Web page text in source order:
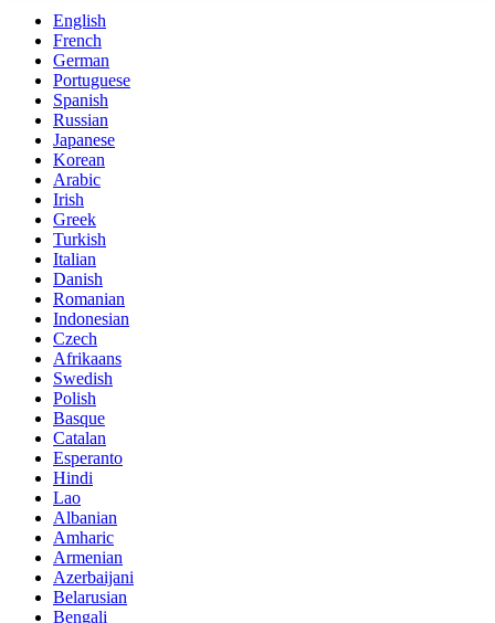
English
French
German
Portuguese
Spanish
Russian
Japanese
Korean
Arabic
Irish
Greek
Turkish
Italian
Danish
Romanian
Indonesian
Czech
Afrikaans
Swedish
Polish
Basque
Catalan
Esperanto
Hindi
Lao
Albanian
Amharic
Armenian
Azerbaijani
Belarusian
Bengali